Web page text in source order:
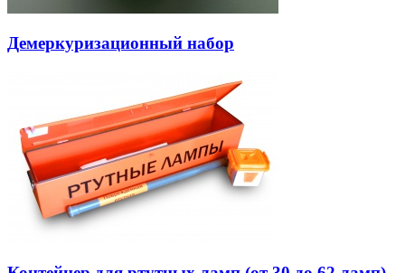
Демеркуризационный набор